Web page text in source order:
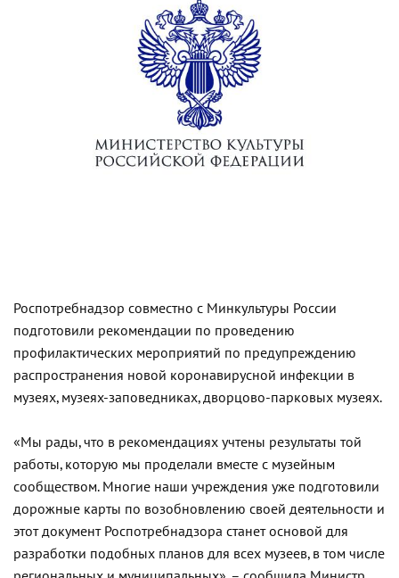
Роспотребнадзор совместно с Минкультуры России
подготовили рекомендации по проведению
профилактических мероприятий по предупреждению
распространения новой коронавирусной инфекции в
музеях, музеях-заповедниках, дворцово-парковых музеях.
«Мы рады, что в рекомендациях учтены результаты той
работы, которую мы проделали вместе с музейным
сообществом. Многие наши учреждения уже подготовили
дорожные карты по возобновлению своей деятельности и
этот документ Роспотребнадзора станет основой для
разработки подобных планов для всех музеев, в том числе